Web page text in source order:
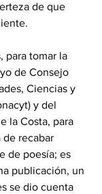
de que
para tomar la
de Consejo
Ciencias y
y del
la Costa, para
de recabar
de poesía; es
publicación, un
se dio cuenta